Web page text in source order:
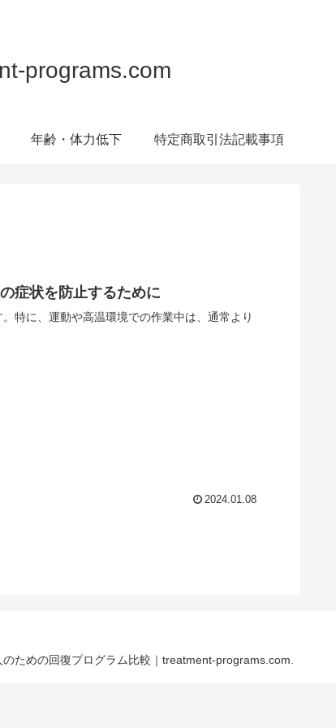
programs.com
年齢・体力低下 特定商取引法記載事項
症状を防止するために
特に、運動や高温環境での作業中は、通常より
2024.01.08
ための回復プログラム比較｜treatment-programs.com.